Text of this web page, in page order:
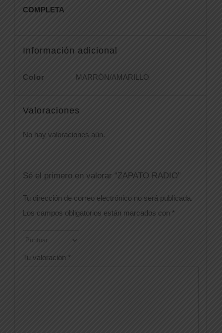
COMPLETA
Información adicional
Color MARRÓN/AMARILLO
Valoraciones
No hay valoraciones aún.
Sé el primero en valorar “ZAPATO RADIO”
Tu dirección de correo electrónico no será publicada.
Los campos obligatorios están marcados con *
Tu valoración *